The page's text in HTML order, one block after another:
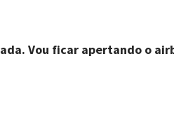
Vou ficar apertando o